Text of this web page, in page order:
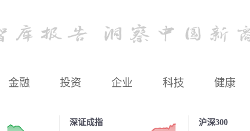
金融 投资 企业 科技 健康
深证成指 沪深300